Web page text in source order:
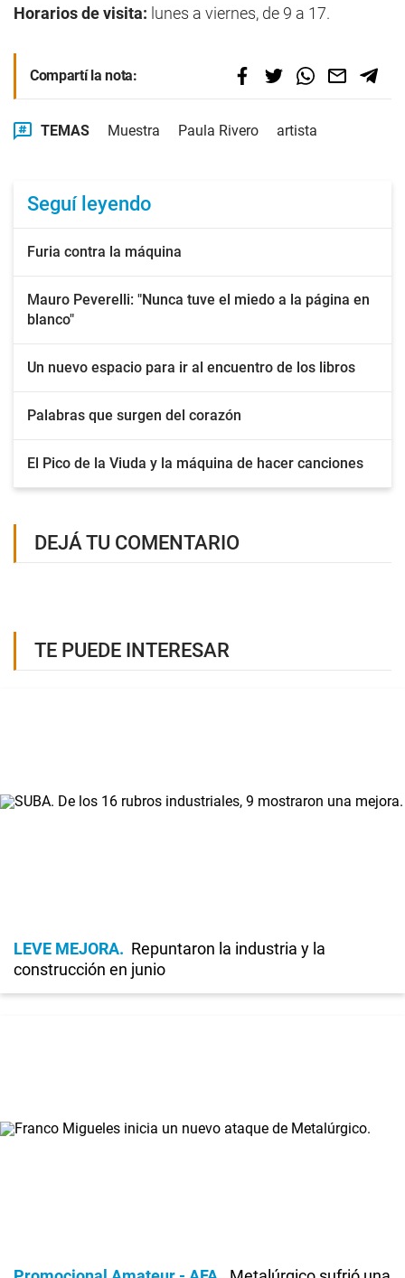
Horarios de visita: lunes a viernes, de 9 a 17.
Compartí la nota:
TEMAS Muestra Paula Rivero artista
Seguí leyendo
Furia contra la máquina
Mauro Peverelli: "Nunca tuve el miedo a la página en
blanco"
Un nuevo espacio para ir al encuentro de los libros
Palabras que surgen del corazón
El Pico de la Viuda y la máquina de hacer canciones
DEJÁ TU COMENTARIO
TE PUEDE INTERESAR
LEVE MEJORA
Repuntaron la industria y la
construcción en junio